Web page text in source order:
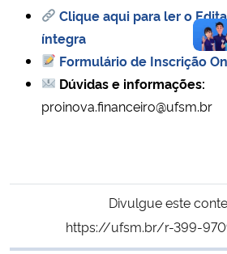
Clique aqui para ler o
íntegra
Formulário de Inscrição
Dúvidas e informações:
proinova.financeiro@ufsm.br
Divulgue este
https://ufsm.br/r-399-